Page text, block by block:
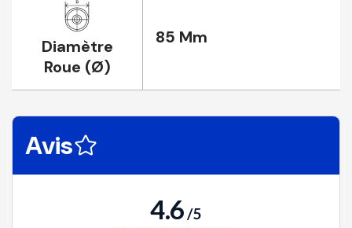
Diamètre
Roue (Ø)
85 Mm
Avis
4.6/5